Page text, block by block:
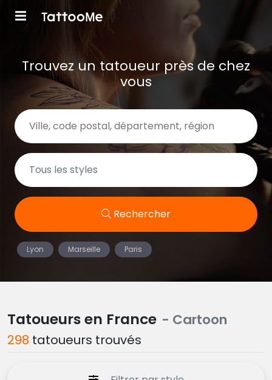
Trouvez un tatoueur près de chez
vous
Rechercher
Lyon Marseille Paris
Tatoueurs en France - Cartoon
298 tatoueurs trouvés